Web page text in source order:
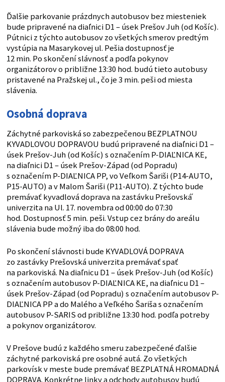
Ďalšie parkovanie prázdnych autobusov bez miesteniek
bude pripravené na diaľnici D1 – úsek Prešov Juh (od Košíc).
Pútnici z týchto autobusov zo všetkých smerov predtým
vystúpia na Masarykovej ul. Pešia dostupnosť je
12 min. Po skončení slávnosť a podľa pokynov
organizátorov o približne 13:30 hod. budú tieto autobusy
pristavené na Pražskej ul., čo je 3 min. peši od miesta
slávenia.
Osobná doprava
Záchytné parkoviská so zabezpečenou BEZPLATNOU
KYVADLOVOU DOPRAVOU budú pripravené na diaľnici D1 –
úsek Prešov-Juh (od Košíc) s označením P-DIAĽNICA KE,
na diaľnici D1 – úsek Prešov-Západ (od Popradu)
s označením P-DIAĽNICA PP, vo Veľkom Šariši (P14-AUTO,
P15-AUTO) a v Malom Šariši (P11-AUTO). Z týchto bude
premávať kyvadlová doprava na zastávku Prešovská́
univerzita na Ul. 17. novembra od 00:00 do 07:30
hod. Dostupnosť 5 min. peši. Vstup cez brány do areálu
slávenia bude možný iba do 08:00 hod.
Po skončení slávnosti bude KYVADLOVÁ DOPRAVA
zo zastávky Prešovská univerzita premávať spať
na parkoviská. Na diaľnicu D1 – úsek Prešov-Juh (od Košíc)
s označením autobusov P-DIAĽNICA KE, na diaľnicu D1 –
úsek Prešov-Západ (od Popradu) s označením autobusov P-
DIAĽNICA PP a do Malého a Veľkého Šariša s označením
autobusov P-SARIS od približne 13:30 hod. podľa potreby
a pokynov organizátorov.
V Prešove budú z každého smeru zabezpečené ďalšie
záchytné parkoviská pre osobné autá. Zo všetkých
parkovísk v meste bude premávať BEZPLATNÁ HROMADNÁ
DOPRAVA. Konkrétne linky a odchody autobusov budú